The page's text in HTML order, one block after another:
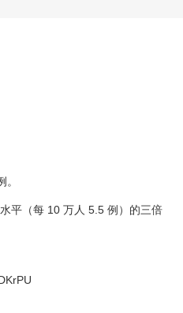
平（每 10 万人 5.5 例）的三倍